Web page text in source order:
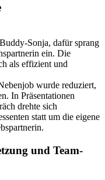
Sonja, dafür sprang
ein. Die
als effizient und
wurde reduziert,
In Präsentationen
drehte sich
statt um die eigene
und Team-